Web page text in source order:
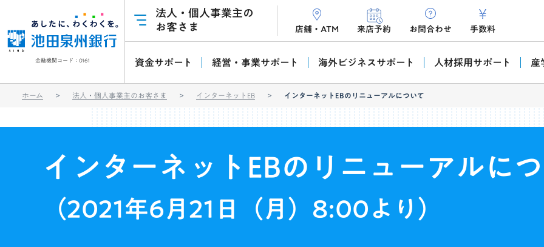
金融機関コード：0161
法人・個人事業主の
お客さま
店舗・ATM 来店予約 お問合わせ 手数料
資金サポート 経営・事業サポート 海外ビジネスサポート 人材採用サポート 産
ホーム 法人・個人事業主のお客さま インターネットEB インターネットEBのリニューアルについて
インターネットEBのリニューアルに
（2021年6月21日（月）8:00より）